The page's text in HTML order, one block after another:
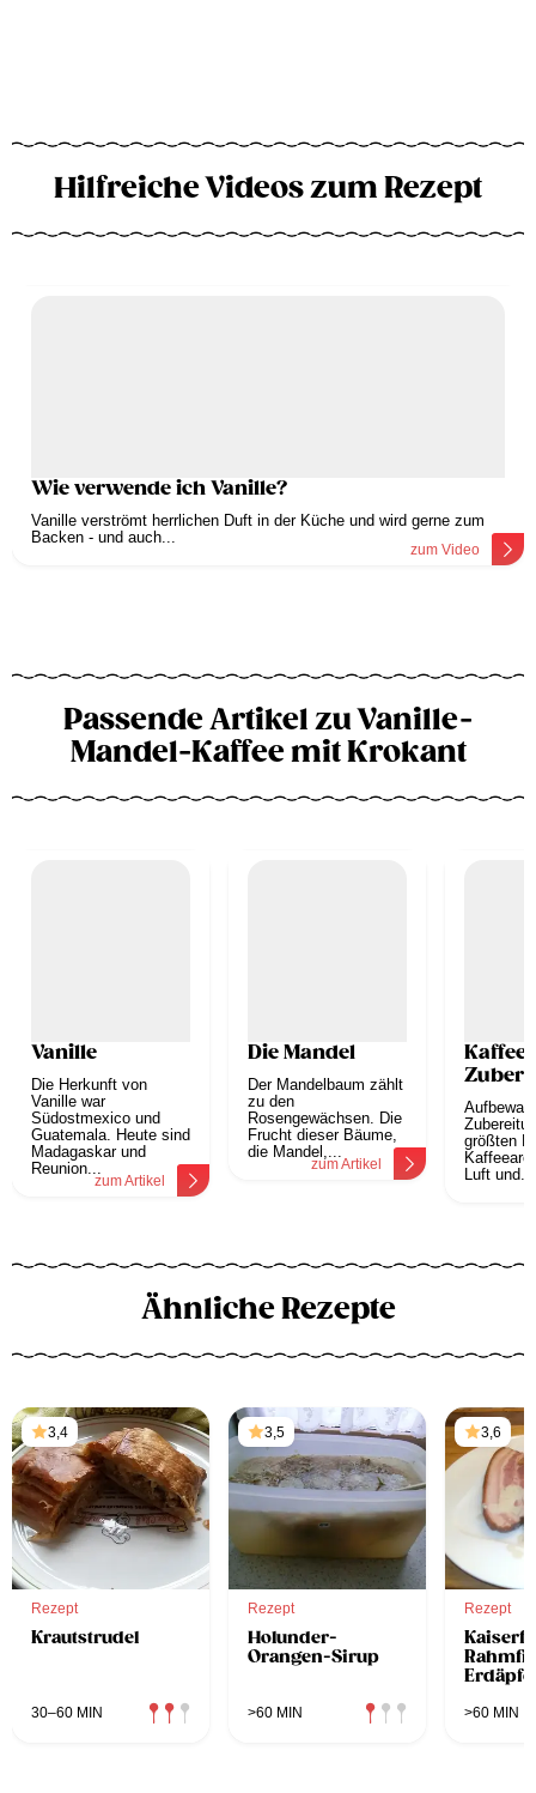
Hilfreiche Videos zum Rezept
Wie verwende ich Vanille?
Vanille verströmt herrlichen Duft in der Küche und wird gerne zum
Backen - und auch...
zum Video
Passende Artikel zu Vanille-
Mandel-Kaffee mit Krokant
Vanille
Die Herkunft von
Vanille war
Südostmexico und
Guatemala. Heute sind
Madagaskar und
Reunion...
zum Artikel
Die Mandel
Der Mandelbaum zählt
zu den
Rosengewächsen. Die
Frucht dieser Bäume,
die Mandel,...
zum Artikel
Kaffee-
größten
Luft und...
Ähnliche Rezepte
3,4
Rezept
Krautstrudel
30–60 MIN
3,5
Rezept
Holunder-
Orangen-Sirup
>60 MIN
3,6
Rezept
>60 MIN